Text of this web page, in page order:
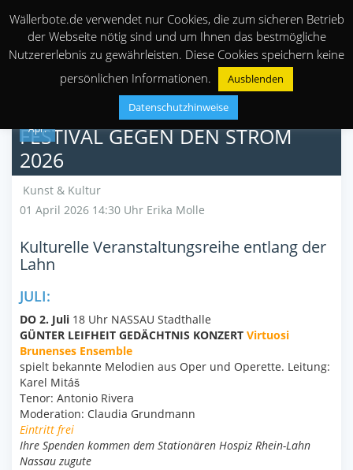
Apr.
FESTIVAL GEGEN DEN STROM
2026
Kunst & Kultur
01 April 2026 14:30 Uhr Erika Molle
Kulturelle Veranstaltungsreihe entlang der
Lahn
JULI:
DO 2. Juli 18 Uhr NASSAU Stadthalle
GÜNTER LEIFHEIT GEDÄCHTNIS KONZERT Virtuosi
Brunenses Ensemble
spielt bekannte Melodien aus Oper und Operette. Leitung:
Karel Mitáš
Tenor: Antonio Rivera
Moderation: Claudia Grundmann
Eintritt frei
Ihre Spenden kommen dem Stationären Hospiz Rhein-Lahn
Nassau zugute
Wällerbote.de verwendet nur Cookies, die zum sicheren Betrieb
der Webseite nötig sind und um Ihnen das bestmögliche
Nutzererlebnis zu gewährleisten. Diese Cookies speichern keine
persönlichen Informationen.
Ausblenden
Datenschutzhinweise